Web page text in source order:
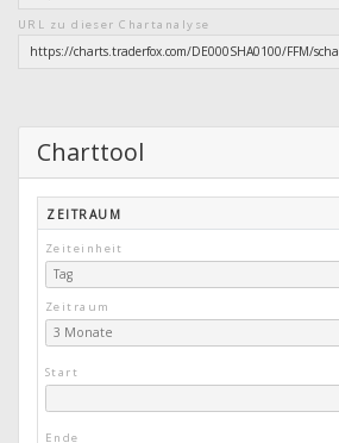
URL zu dieser Chartanalyse
Charttool
ZEITRAUM
Zeiteinheit
Tag
Zeitraum
3 Monate
Start
Ende